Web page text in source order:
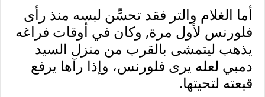
أما الغلام والتر فقد تحسِّن لبسه منذ رأى
فلورنس لأول مرة, وكان في أوقات فراغه
يذهب ليتمشى بالقرب من منزل السيد
دمبي لعله يرى فلورنس، وإذا رآها يرفع
قبعته لتحيتها.